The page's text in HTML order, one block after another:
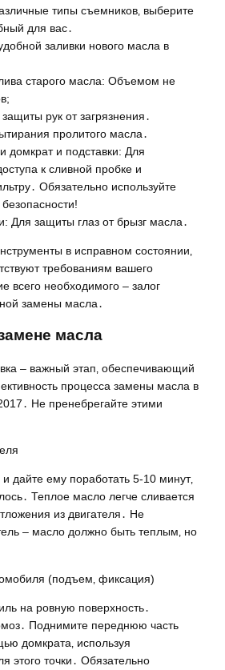
типы съемников‚ выберите
для вас․
заливки нового масла в
старого масла: Объемом не
рук от загрязнения․
пролитого масла․
домкрат и подставки: Для
к сливной пробке и
Обязательно используйте
Для защиты глаз от брызг масла․
в исправном состоянии‚
требованиям вашего
всего необходимого – залог
замены масла․
масла
– важный этап‚ обеспечивающий
процесса замены масла в
Не пренебрегайте этими
и дайте ему поработать 5-10 минут‚
Теплое масло легче сливается
из двигателя․ Не
– масло должно быть теплым‚ но
(подъем‚ фиксация)
на ровную поверхность․
Поднимите переднюю часть
домкрата‚ используя
этого точки․ Обязательно